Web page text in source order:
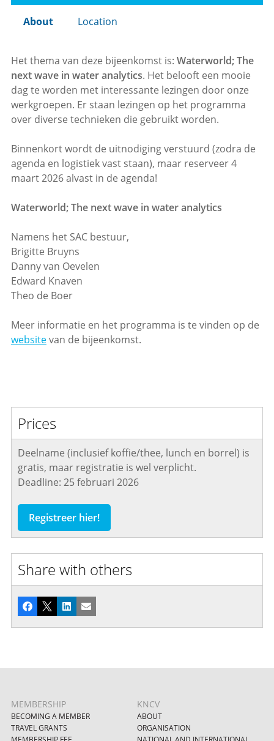
About Location
Het thema van deze bijeenkomst is: Waterworld; The
next wave in water analytics. Het belooft een mooie
dag te worden met interessante lezingen door onze
werkgroepen. Er staan lezingen op het programma
over diverse technieken die gebruikt worden.
Binnenkort wordt de uitnodiging verstuurd (zodra de
agenda en logistiek vast staan), maar reserveer 4
maart 2026 alvast in de agenda!
Waterworld; The next wave in water analytics
Namens het SAC bestuur,
Brigitte Bruyns
Danny van Oevelen
Edward Knaven
Theo de Boer
Meer informatie en het programma is te vinden op de
websitevan de bijeenkomst.
Prices
Deelname (inclusief koffie/thee, lunch en borrel) is
gratis, maar registratie is wel verplicht.
Deadline: 25 februari 2026
Registreer hier!
Share with others
Facebook
X LinkedInEmail
MEMBERSHIP
BECOMING A MEMBER
TRAVEL GRANTS
KNCV
ABOUT
ORGANISATION